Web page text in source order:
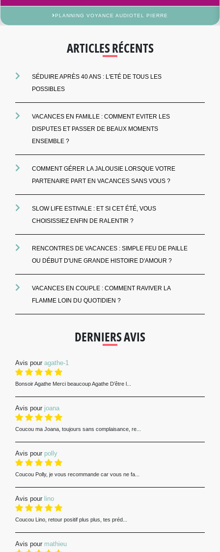
PLANNING VOYANCE AUDIOTEL PIERRE
ARTICLES RÉCENTS
SÉDUIRE APRÈS 40 ANS : L'ETÉ DE TOUS LES
POSSIBLES
VACANCES EN FAMILLE : COMMENT EVITER LES
DISPUTES ET PASSER DE BEAUX MOMENTS
ENSEMBLE ?
COMMENT GÉRER LA JALOUSIE LORSQUE VOTRE
PARTENAIRE PART EN VACANCES SANS VOUS ?
SLOW LIFE ESTIVALE : ET SI CET ÉTÉ, VOUS
CHOISISSIEZ ENFIN DE RALENTIR ?
RENCONTRES DE VACANCES : SIMPLE FEU DE PAILLE
OU DÉBUT D'UNE GRANDE HISTOIRE D'AMOUR ?
VACANCES EN COUPLE : COMMENT RAVIVER LA
FLAMME LOIN DU QUOTIDIEN ?
DERNIERS AVIS
Avis pour agathe-1
Bonsoir Agathe Merci beaucoup Agathe D’être l...
Avis pour joana
Coucou ma Joana, toujours sans complaisance, re...
Avis pour polly
Coucou Polly, je vous recommande car vous ne fa...
Avis pour lino
Coucou Lino, retour positif plus plus, tes préd...
Avis pour mathieu